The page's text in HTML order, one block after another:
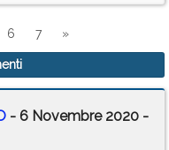
6 7 »
- 6 Novembre 2020 -